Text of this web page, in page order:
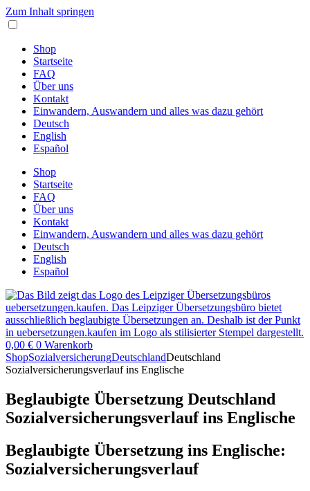
Zum Inhalt springen
Shop
Startseite
FAQ
Über uns
Kontakt
Einwandern, Auswandern und alles was dazu gehört
Deutsch
English
Español
Shop
Startseite
FAQ
Über uns
Kontakt
Einwandern, Auswandern und alles was dazu gehört
Deutsch
English
Español
0,00 € 0 Warenkorb
ShopSozialversicherungDeutschlandDeutschland
Sozialversicherungsverlauf ins Englische
Beglaubigte Übersetzung Deutschland
Sozialversicherungsverlauf ins Englische
Beglaubigte Übersetzung ins Englische:
Sozialversicherungsverlauf